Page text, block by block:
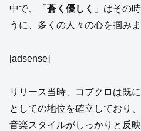
中で、「 蒼く優しく 」はその
うに、多くの人々の心を掴みま
[adsense]
リリース当時、コブクロは既
としての地位を確立しており
音楽スタイルがしっかりと反